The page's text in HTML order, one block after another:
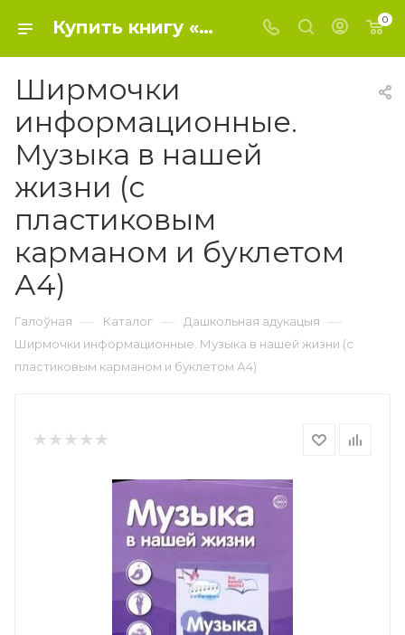
Купить книгу «Ширмочки информационные. Музыка в нашей жизни (с пластиковым карманом и буклетом А4)» 2019 г. , Цветкова Т.В. - Дошкольное образование 0
Ширмочки
информационные.
Музыка в нашей
жизни (с
пластиковым
карманом и буклетом
А4)
Галоўная — Каталог — Дашкольная адукацыя —
Ширмочки информационные. Музыка в нашей жизни (с
пластиковым карманом и буклетом А4)